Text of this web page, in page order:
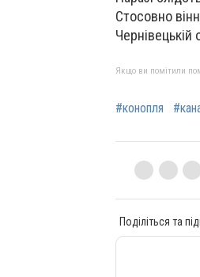
Стосовно
Чернівецькій
Якщо ви помітили
#конопля
Поділіться та